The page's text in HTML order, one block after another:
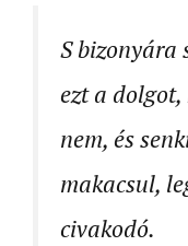
S bizonyára
ezt a
nem, és
makacsul,
civakodó.